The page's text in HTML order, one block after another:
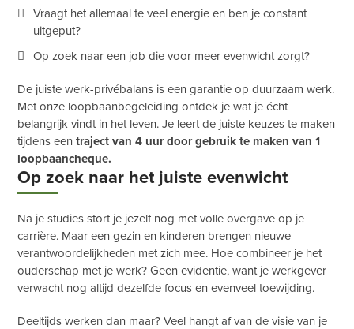
Vraagt het allemaal te veel energie en ben je constant
uitgeput?
Op zoek naar een job die voor meer evenwicht zorgt?
De juiste werk-privébalans is een garantie op duurzaam werk.
Met onze loopbaanbegeleiding ontdek je wat je écht
belangrijk vindt in het leven. Je leert de juiste keuzes te maken
tijdens eentraject van 4 uur door gebruik te maken van 1
loopbaancheque.
Op zoek naar het juiste evenwicht
Na je studies stort je jezelf nog met volle overgave op je
carrière. Maar een gezin en kinderen brengen nieuwe
verantwoordelijkheden met zich mee. Hoe combineer je het
ouderschap met je werk? Geen evidentie, want je werkgever
verwacht nog altijd dezelfde focus en evenveel toewijding.
Deeltijds werken dan maar? Veel hangt af van de visie van je